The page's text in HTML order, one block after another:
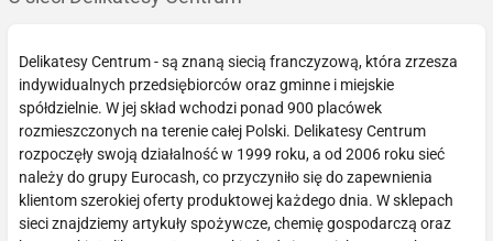
Delikatesy Centrum - są znaną siecią franczyzową, która zrzesza
indywidualnych przedsiębiorców oraz gminne i miejskie
spółdzielnie. W jej skład wchodzi ponad 900 placówek
rozmieszczonych na terenie całej Polski. Delikatesy Centrum
rozpoczęły swoją działalność w 1999 roku, a od 2006 roku sieć
należy do grupy Eurocash, co przyczyniło się do zapewnienia
klientom szerokiej oferty produktowej każdego dnia. W sklepach
sieci znajdziemy artykuły spożywcze, chemię gospodarczą oraz